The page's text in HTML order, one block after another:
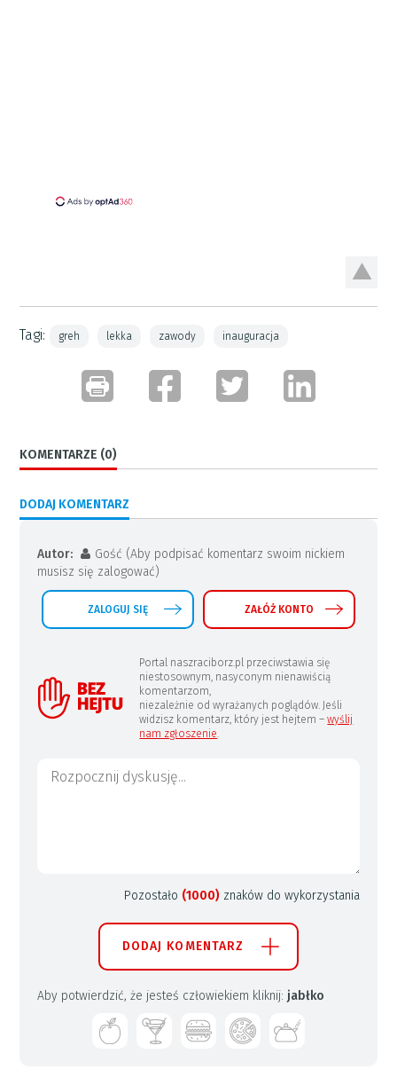
Tagi: greh lekka zawody inauguracja
KOMENTARZE (0)
DODAJ KOMENTARZ
Autor:
Gość (Aby podpisać komentarz swoim nickiem
musisz się zalogować)
ZALOGUJ SIĘ ZAŁÓŻ KONTO
Portal naszraciborz.pl przeciwstawia się
niestosownym, nasyconym nienawiścią
komentarzom,
niezależnie od wyrażanych poglądów. Jeśli
widzisz komentarz, który jest hejtem –wyślij
nam zgłoszenie.
Pozostało (1000) znaków do wykorzystania
DODAJ KOMENTARZ
Aby potwierdzić, że jesteś człowiekiem kliknij: jabłko